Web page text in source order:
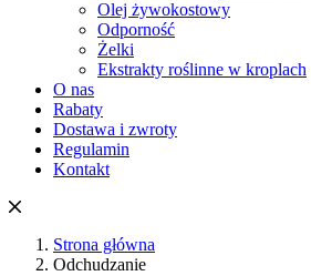
Olej żywokostowy
Odporność
Żelki
Ekstrakty roślinne w kroplach
O nas
Rabaty
Dostawa i zwroty
Regulamin
Kontakt
Strona główna
Odchudzanie